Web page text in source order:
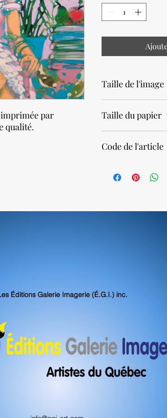
par
qualité.
Taille de l'image
Taille du papier
Code de l'article
Éditions Galerie Imagerie (É.G.I.) inc.